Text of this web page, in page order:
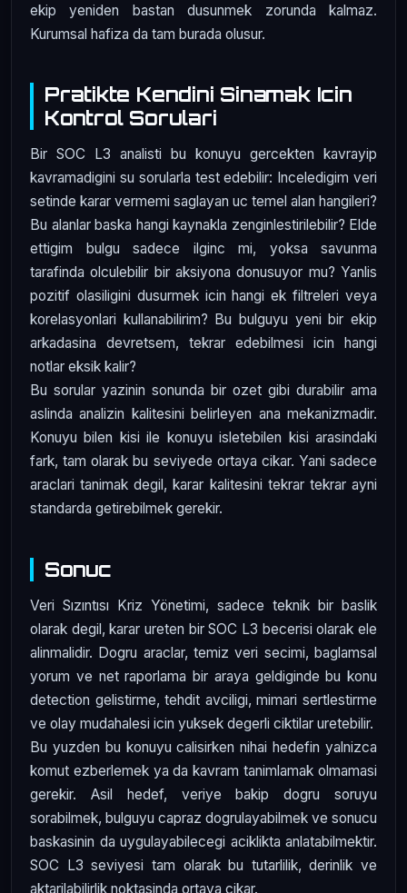
ekip yeniden bastan dusunmek zorunda kalmaz.
Kurumsal hafiza da tam burada olusur.
Pratikte Kendini Sinamak Icin
Kontrol Sorulari
Bir SOC L3 analisti bu konuyu gercekten kavrayip
kavramadigini su sorularla test edebilir: Inceledigim veri
setinde karar vermemi saglayan uc temel alan hangileri?
Bu alanlar baska hangi kaynakla zenginlestirilebilir? Elde
ettigim bulgu sadece ilginc mi, yoksa savunma
tarafinda olculebilir bir aksiyona donusuyor mu? Yanlis
pozitif olasiligini dusurmek icin hangi ek filtreleri veya
korelasyonlari kullanabilirim? Bu bulguyu yeni bir ekip
arkadasina devretsem, tekrar edebilmesi icin hangi
notlar eksik kalir?
Bu sorular yazinin sonunda bir ozet gibi durabilir ama
aslinda analizin kalitesini belirleyen ana mekanizmadir.
Konuyu bilen kisi ile konuyu isletebilen kisi arasindaki
fark, tam olarak bu seviyede ortaya cikar. Yani sadece
araclari tanimak degil, karar kalitesini tekrar tekrar ayni
standarda getirebilmek gerekir.
Sonuc
Veri Sızıntısı Kriz Yönetimi, sadece teknik bir baslik
olarak degil, karar ureten bir SOC L3 becerisi olarak ele
alinmalidir. Dogru araclar, temiz veri secimi, baglamsal
yorum ve net raporlama bir araya geldiginde bu konu
detection gelistirme, tehdit avciligi, mimari sertlestirme
ve olay mudahalesi icin yuksek degerli ciktilar uretebilir.
Bu yuzden bu konuyu calisirken nihai hedefin yalnizca
komut ezberlemek ya da kavram tanimlamak olmamasi
gerekir. Asil hedef, veriye bakip dogru soruyu
sorabilmek, bulguyu capraz dogrulayabilmek ve sonucu
baskasinin da uygulayabilecegi aciklikta anlatabilmektir.
SOC L3 seviyesi tam olarak bu tutarlilik, derinlik ve
aktarilabilirlik noktasinda ortaya cikar.